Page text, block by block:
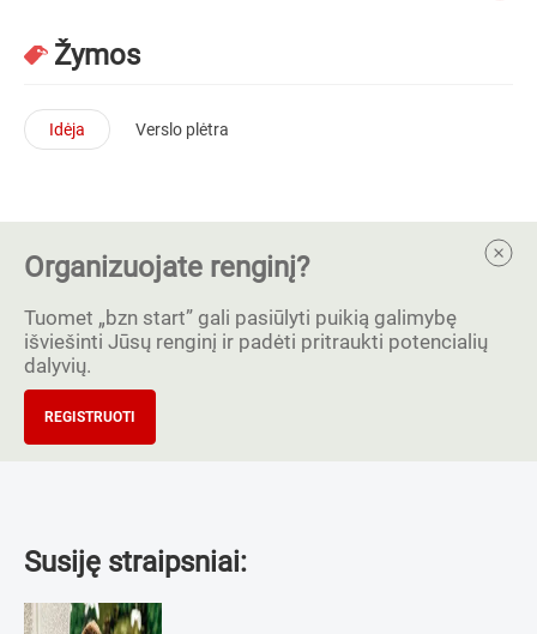
Žymos
Idėja Verslo plėtra
Organizuojate renginį?
Tuomet „bzn start” gali pasiūlyti puikią galimybę
išviešinti Jūsų renginį ir padėti pritraukti potencialių
dalyvių.
REGISTRUOTI
Susiję straipsniai: